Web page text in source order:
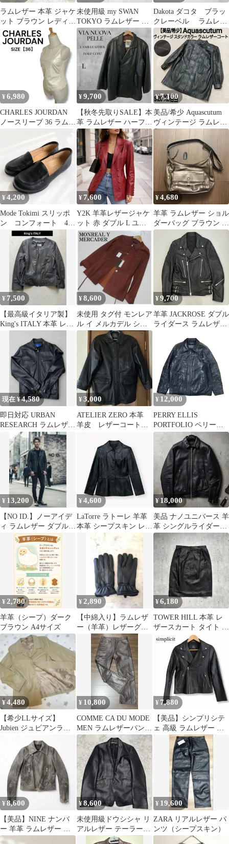
ラムレザー 本革 ジャケ
ット ブラウン レディー
ス ジャケット 羊革
アラミス
未使用級 my SWAN
TOKYO ラムレザー バ
レエシューズ 22.5cm
Dakota ダコタ ブラッ
クレーベル ラムレザ
ー トートバッグ
¥ 6,980
CHARLES JOURDAN
ノースリーブ 36 ラムレ
¥9,700
【秋冬先取りSALE】本
革 ラムレザー ハーフ
中綿 レザージャケット
黒 L
¥7,100
美品/希少 Aquascutum
ヴィンテージ ラムレザ
ーコート スタンドカラ
¥4,200
Mode Tokimi スリッポ
ン コンフォート 4E
幅広 24 ラムレザー
¥ 7,600
Y2K 羊革レザージャケ
ット 赤 ダブル L ユニ
セックス 本革
¥4,680
羊革 ラムレザー ショル
ダーバッグ ブラウン 軽
量
¥ 7,500
【最高級イタリア製】
King's ITALY 本革 レザ
¥8,600
未使用 タグ付 モンレア
ル イ メルカデル シー
プ スェード 羊革 スペ
イン製
¥9,700
羊革 JACKROSE ダブル
ライダース ラムレザー
現在 ¥4,580
即日対応 URBAN
RESEARCH ラムレザー
シングルライダースジ
ャケット
¥3,000
ATELIER ZERO 本革
羊皮 レザーコート
¥ 12,000
PERRY ELLIS
PORTFOLIO ペリーエ
レス ラムレザー
¥ 13,200
【NO ID.】ノーアイデ
ィ ラムレザー ダブルラ
イダースジャケット羊
革 黒 1
¥4,600
LaTorre ラトーレ 羊革
本革 シープスキン レザ
ージャケット 13AR
¥ 18,000
美品 ナノユニバース 羊
革 シングルライダース
L THERMOLITE 中綿
¥ 2,780
羊革（シープ）ダーク
ブラウン A4サイズ
¥ 2,890
【中綿入り】ラムレザ
ー（羊革）レザーグロ
ーブ L ブラック／新品
ボアグローブ
¥6,180
TOWER HILL 本革 レ
ザースカート タイト ミ
ディ丈 ラムレザー
¥4,480
【希少LLサイズ】
Jubien ジュビアンラム
ベージュ
¥ 10,800
COMME CA DU MODE
MEN ラムレザーパンツ
本革 ダークブラウン
¥ 7,880
【美品】シンプリシテ
ェ 高級 ラムレザー ダ
ブルライダース Y2K グ
ランジ 黒
¥8,600
【美品】NINE ナンバ
ー 羊革 ラムレザー ダ
ブルライダースジャケ
¥8,600
未使用級ドウシシャ リ
アルレザー テーラード
ジャケット ラムレザー
¥ 19,600
ZARA リアルレザー パ
ンツ（シープスキン）